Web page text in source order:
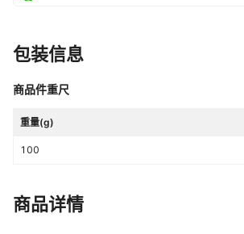
包装信息
商品件重尺
重量(g)
100
商品详情